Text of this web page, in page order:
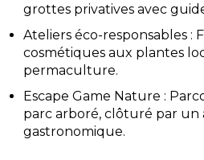
grottes privatives avec
Ateliers éco-responsables :
cosmétiques aux plantes
permaculture.
Escape Game Nature :
parc arboré, clôturé par un
gastronomique.